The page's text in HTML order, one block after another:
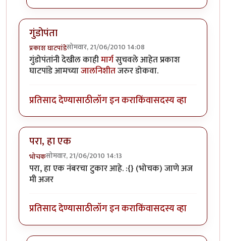
गुंडोपंता
प्रकाश घाटपांडेसोमवार, 21/06/2010 14:08
गुंडोपंतांनी देखील काहीमार्गसुचवले आहेत प्रकाश
घाटपांडे आमच्याजालनिशीतजरुर डोकवा.
प्रतिसाद देण्यासाठीलॉग इन कराकिंवासदस्य व्हा
परा, हा एक
भोचकसोमवार, 21/06/2010 14:13
परा, हा एक नंबरचा टुकार आहे. :{} (भोचक) जाणे अज
मी अजर
प्रतिसाद देण्यासाठीलॉग इन कराकिंवासदस्य व्हा